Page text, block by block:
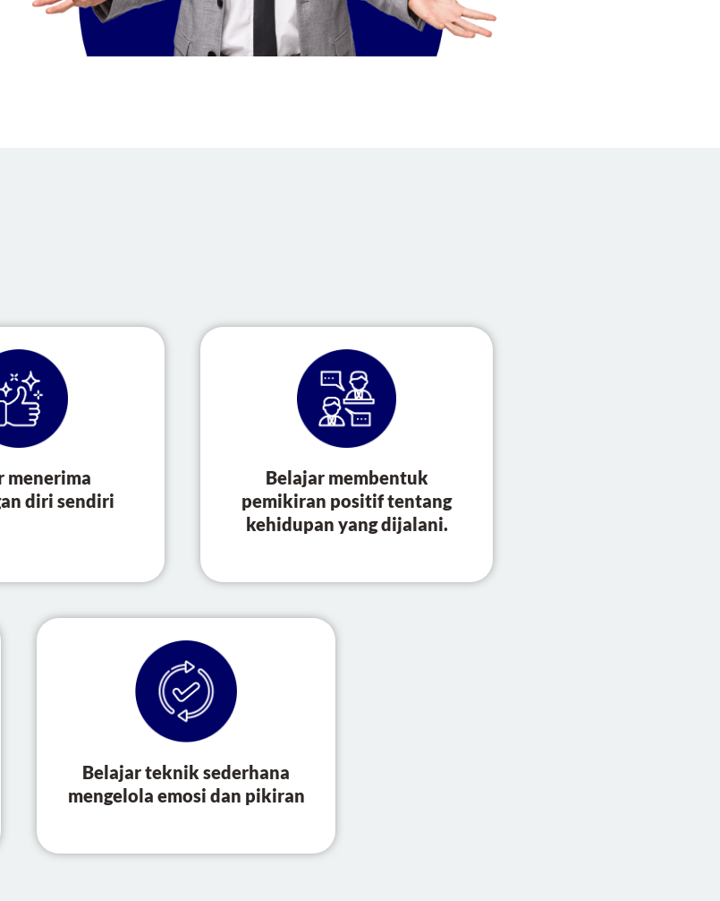
menerima
diri sendiri
Belajar membentuk
pemikiran positif tentang
kehidupan yang dijalani.
Belajar teknik sederhana
mengelola emosi dan pikiran